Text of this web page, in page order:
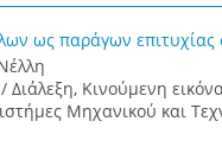
ως παράγων
Διάλεξη, Κινούμενη
Μηχανικού και